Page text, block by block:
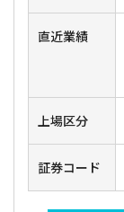
直近業績
上場区分
証券コード